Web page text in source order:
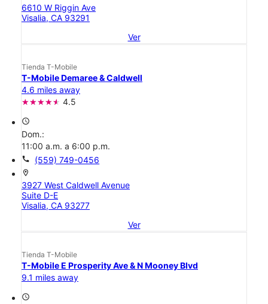
6610 W Riggin Ave
Visalia, CA 93291
Ver
Tienda T-Mobile
T-Mobile Demaree & Caldwell
4.6 miles away
4.5
access_time
Dom.:
11:00 a.m. a 6:00 p.m.
call (559) 749-0456
location_on
3927 West Caldwell Avenue
Suite D-E
Visalia, CA 93277
Ver
Tienda T-Mobile
T-Mobile E Prosperity Ave & N Mooney Blvd
9.1 miles away
access_time